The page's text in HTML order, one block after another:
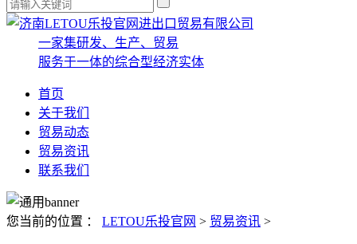
一家集研发、生产、贸易
服务于一体的综合型经济实体
首页
关于我们
贸易动态
贸易资讯
联系我们
您当前的位置 ： LETOU乐投官网 > 贸易资讯 >